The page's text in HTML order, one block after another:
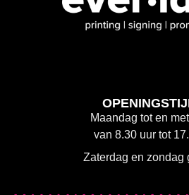
Maandag tot en
van 8.30 uur tot
Zaterdag en zondag